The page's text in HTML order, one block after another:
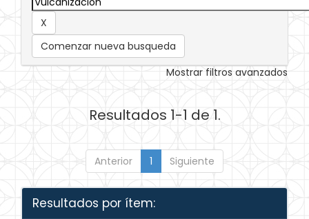
Comenzar nueva busqueda
Mostrar filtros avanzados
Resultados 1-1 de 1.
Anterior 1 Siguiente
Resultados por ítem: